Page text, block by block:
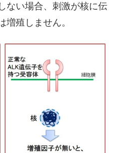
ない場合、刺激が核に伝
増殖しません。